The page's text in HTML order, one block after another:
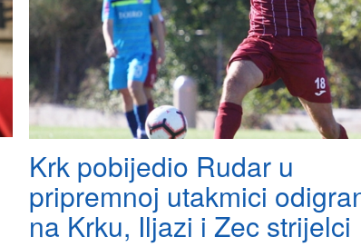
Krk pobijedio Rudar u
pripremnoj utakmici
na Krku, Iljazi i Zec strijelci